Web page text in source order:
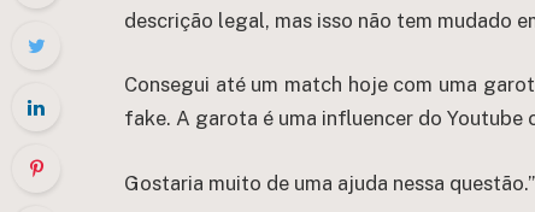
descrição legal, mas isso não tem mudado
Consegui até um match hoje com uma
fake. A garota é uma influencer do Youtube
Gostaria muito de uma ajuda nessa questão.”